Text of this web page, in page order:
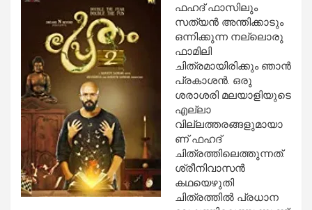
ഫഹദ് ഫാസിലും
സത്യന്‍ അന്തിക്കാടും
ഒന്നിക്കുന്ന നല്ലൊരു
ഫാമിലി
ചിത്രമായിരിക്കും ഞാന്‍
പ്രകാശന്‍. ഒരു
ശരാശരി മലയാളിയുടെ
എല്ലാ
വില്ലത്തരങ്ങളുമായാ
ണ് ഫഹദ്
ചിത്രത്തിലെത്തുന്നത്.
ശ്രീനിവാസന്‍
കഥയെഴുതി
ചിത്രത്തില്‍ പ്രധാന